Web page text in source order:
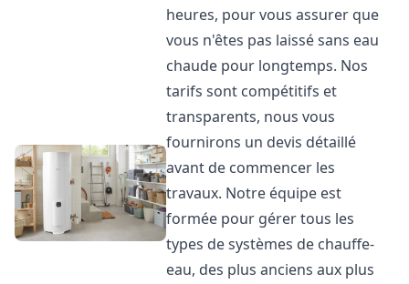
heures, pour vous assurer que
vous n'êtes pas laissé sans eau
chaude pour longtemps. Nos
tarifs sont compétitifs et
transparents, nous vous
fournirons un devis détaillé
avant de commencer les
travaux. Notre équipe est
formée pour gérer tous les
types de systèmes de chauffe-
eau, des plus anciens aux plus